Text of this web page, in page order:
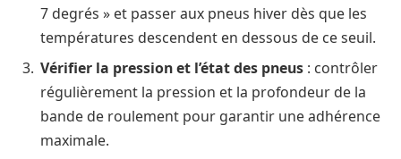
7 degrés » et passer aux pneus hiver dès que les
températures descendent en dessous de ce seuil.
Vérifier la pression et l’état des pneus : contrôler
régulièrement la pression et la profondeur de la
bande de roulement pour garantir une adhérence
maximale.